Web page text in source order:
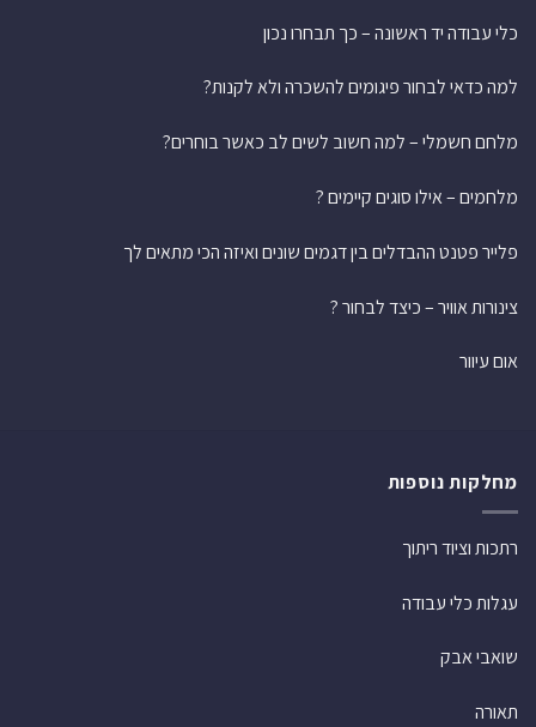
כלי עבודה יד ראשונה – כך תבחרו נכון
למה כדאי לבחור פיגומים להשכרה ולא לקנות?
מלחם חשמלי – למה חשוב לשים לב כאשר בוחרים?
מלחמים – אילו סוגים קיימים ?
פלייר פטנט ההבדלים בין דגמים שונים ואיזה הכי מתאים לך
צינורות אוויר – כיצד לבחור ?
אום עיוור
מחלקות נוספות
רתכות וציוד ריתוך
עגלות כלי עבודה
שואבי אבק
תאורה